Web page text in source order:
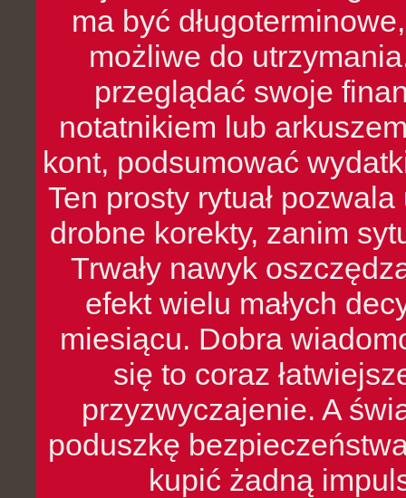
ma być
możliwe do
przeglądać swoje
notatnikiem lub
kont, podsumować
Ten prosty rytuał
drobne korekty, zanim
Trwały nawyk
efekt wielu małych
miesiącu. Dobra
się to coraz
przyzwyczajenie. A
poduszkę
kupić żadną